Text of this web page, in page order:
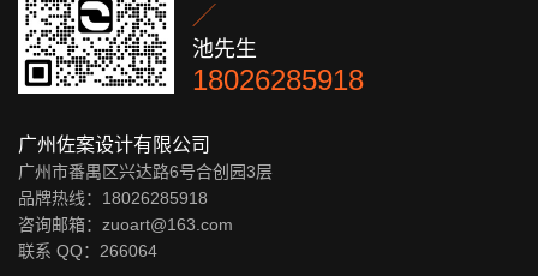

池先生
18026285918
广州佐案设计有限公司
广州市番禺区兴达路6号合创园3层
品牌热线：18026285918
咨询邮箱：zuoart@163.com
联系 QQ： 266064